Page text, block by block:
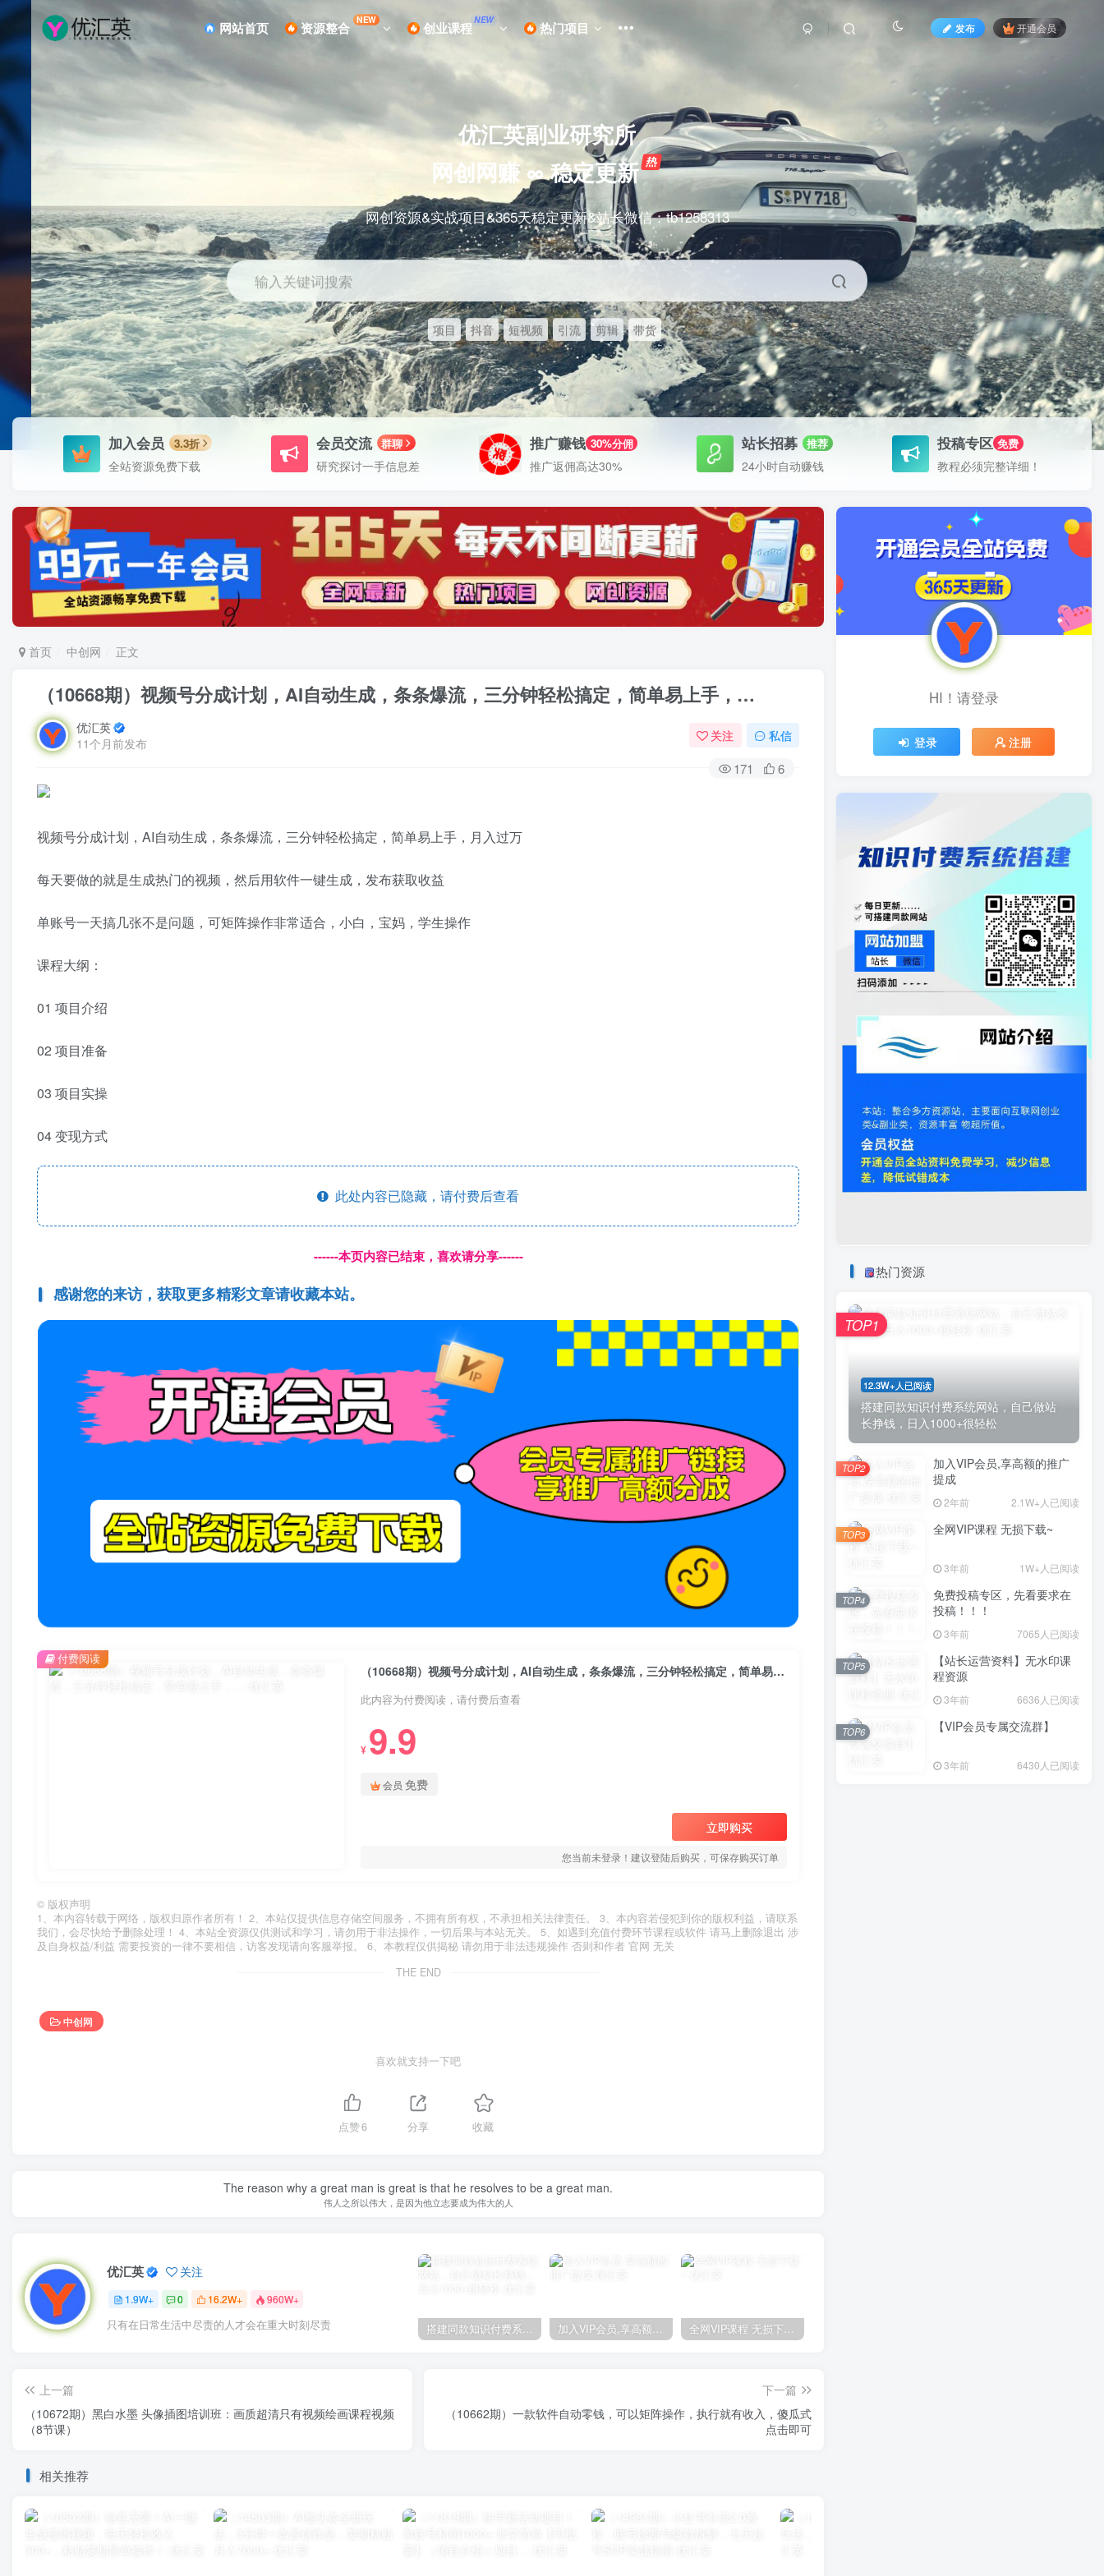
网站首页 资源整合 NEW 创业课程NEW 热门项目 发布 开通会员
优汇英副业研究所
网创网赚 ∞ 稳定更新
网创资源&实战项目&365天稳定更新&站长微信：tb1258313
输入关键词搜索
项目 抖音 短视频 引流 剪辑 带货
加入会员 3.3折
全站资源免费下载
会员交流 群聊
研究探讨一手信息差
推广赚钱 30%分佣
推广返佣高达30%
站长招募 推荐
24小时自动赚钱
投稿专区 免费
教程必须完整详细！
首页 中创网 正文
（10668期）视频号分成计划，AI自动生成，条条爆流，三分钟轻松搞定，简单易上手，…
优汇英
11个月前发布
关注 私信
171 6
视频号分成计划，AI自动生成，条条爆流，三分钟轻松搞定，简单易上手，月入过万
每天要做的就是生成热门的视频，然后用软件一键生成，发布获取收益
单账号一天搞几张不是问题，可矩阵操作非常适合，小白，宝妈，学生操作
课程大纲：
01 项目介绍
02 项目准备
03 项目实操
04 变现方式
此处内容已隐藏，请付费后查看
------本页内容已结束，喜欢请分享------
感谢您的来访，获取更多精彩文章请收藏本站。
（10668期）视频号分成计划，AI自动生成，条条爆流，三分钟轻松搞定，简单易上手，…
此内容为付费阅读，请付费后查看
¥ 9.9
会员 免费
立即购买
您当前未登录！建议登陆后购买，可保存购买订单
付费阅读
© 版权声明
1、本内容转载于网络，版权归原作者所有！ 2、本站仅提供信息存储空间服务，不拥有所有权，不承担相关法律责任。 3、本内容若侵犯到你的版权利益，请联系
我们，会尽快给予删除处理！ 4、本站全资源仅供测试和学习，请勿用于非法操作，一切后果与本站无关。 5、如遇到充值付费环节课程或软件 请马上删除退出 涉
及自身权益/利益 需要投资的一律不要相信，访客发现请向客服举报。 6、本教程仅供揭秘 请勿用于非法违规操作 否则和作者 官网 无关
THE END
中创网
喜欢就支持一下吧
点赞6 分享 收藏
The reason why a great man is great is that he resolves to be a great man.
伟人之所以伟大，是因为他立志要成为伟大的人
优汇英 关注
1.9W+ 0 16.2W+ 960W+
只有在日常生活中尽责的人才会在重大时刻尽责 搭建同款知识付费系统网站，自己做站长挣钱，日入1000+很轻松 加入VIP会员,享高额的推广提成 全网VIP课程 无损下载~
上一篇
（10672期）黑白水墨 头像插图培训班：画质超清只有视频绘画课程视频
（8节课）
下一篇
（10662期）一款软件自动零钱，可以矩阵操作，执行就有收入，傻瓜式
点击即可
相关推荐
HI！请登录
登录 注册
热门资源
12.3W+人已阅读
搭建同款知识付费系统网站，自己做站
长挣钱，日入1000+很轻松
TOP1
加入VIP会员,享高额的推广
提成
2年前 2.1W+人已阅读
TOP2
全网VIP课程 无损下载~
3年前 1W+人已阅读
TOP3
免费投稿专区，先看要求在
投稿！！！
3年前 7065人已阅读
TOP4
【站长运营资料】无水印课
程资源
3年前 6636人已阅读
TOP5
【VIP会员专属交流群】
3年前 6430人已阅读
TOP6